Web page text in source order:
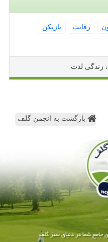
رقابت
بازیكن
زندگی لذت
بازگشت به انجمن گلف
جامع شما در دنیای سبز گلف